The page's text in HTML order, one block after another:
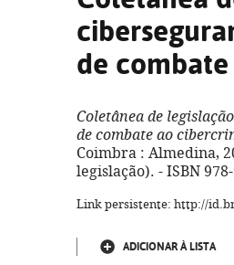
de
Coletânea de
de combate ao
Coimbra : Almedina,
legislação). - ISBN
Link persistente: http://
ADICIONAR À LISTA